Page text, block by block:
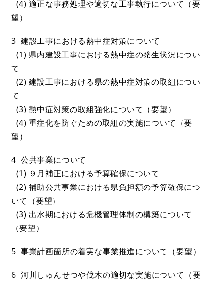
(4) 適正な事務処理や適切な工事執行について（要
望）
3 建設工事における熱中症対策について
(1) 県内建設工事における熱中症の発生状況につい
て
(2) 建設工事における県の熱中症対策の取組につい
て
(3) 熱中症対策の取組強化について（要望）
(4) 重症化を防ぐための取組の実施について（要
望）
4 公共事業について
(1) ９月補正における予算確保について
(2) 補助公共事業における県負担額の予算確保につ
いて（要望）
(3) 出水期における危機管理体制の構築について
（要望）
5 事業計画箇所の着実な事業推進について（要望）
6 河川しゅんせつや伐木の適切な実施について（要